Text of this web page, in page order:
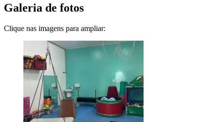
Galeria de fotos
Clique nas imagens para ampliar: